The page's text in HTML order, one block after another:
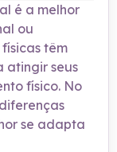
é a melhor
ou
têm
atingir seus
físico. No
se adapta